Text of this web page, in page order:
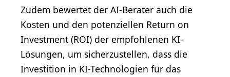
Zudem bewertet der AI-Berater auch die
Kosten und den potenziellen Return on
Investment (ROI) der empfohlenen KI-
Lösungen, um sicherzustellen, dass die
Investition in KI-Technologien für das